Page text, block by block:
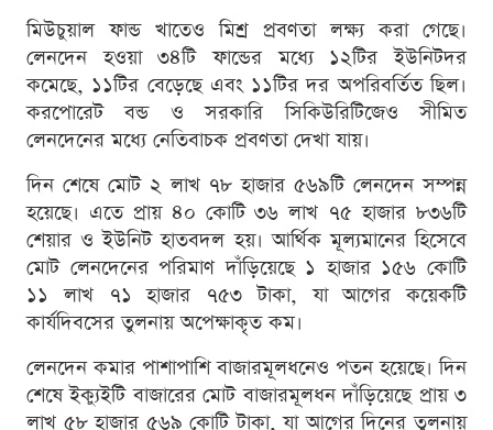
মিউচুয়াল ফান্ড খাতেও মিশ্র প্রবণতা লক্ষ্য করা গেছে।
লেনদেন হওয়া ৩৪টি ফান্ডের মধ্যে ১২টির ইউনিটদর
কমেছে, ১১টির বেড়েছে এবং ১১টির দর অপরিবর্তিত ছিল।
করপোরেট বন্ড ও সরকারি সিকিউরিটিজেও সীমিত
লেনদেনের মধ্যে নেতিবাচক প্রবণতা দেখা যায়।
দিন শেষে মোট ২ লাখ ৭৮ হাজার ৫৬৯টি লেনদেন সম্পন্ন
হয়েছে। এতে প্রায় ৪০ কোটি ৩৬ লাখ ৭৫ হাজার ৮৩৬টি
শেয়ার ও ইউনিট হাতবদল হয়। আর্থিক মূল্যমানের হিসেবে
মোট লেনদেনের পরিমাণ দাঁড়িয়েছে ১ হাজার ১৫৬ কোটি
১১ লাখ ৭১ হাজার ৭৫৩ টাকা, যা আগের কয়েকটি
কার্যদিবসের তুলনায় অপেক্ষাকৃত কম।
লেনদেন কমার পাশাপাশি বাজারমূলধনেও পতন হয়েছে। দিন
শেষে ইক্যুইটি বাজারের মোট বাজারমূলধন দাঁড়িয়েছে প্রায় ৩
লাখ ৫৮ হাজার ৫৬৯ কোটি টাকা, যা আগের দিনের তুলনায়